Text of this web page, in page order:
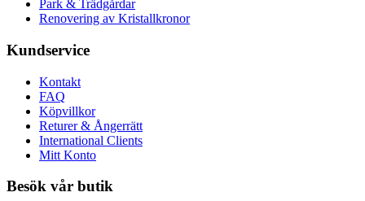
Park & Trädgårdar
Renovering av Kristallkronor
Kundservice
Kontakt
FAQ
Köpvillkor
Returer & Ångerrätt
International Clients
Mitt Konto
Besök vår butik